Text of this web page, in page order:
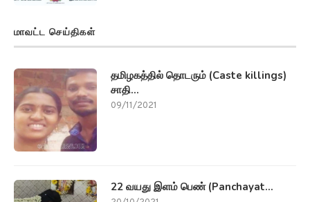
மாவட்ட செய்திகள்
தமிழகத்தில் தொடரும் (Caste killings)
சாதி...
09/11/2021
22 வயது இளம் பெண் (Panchayat...